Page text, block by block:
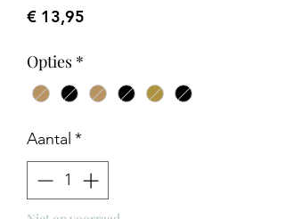
€ 13,95
Opties *
Aantal *